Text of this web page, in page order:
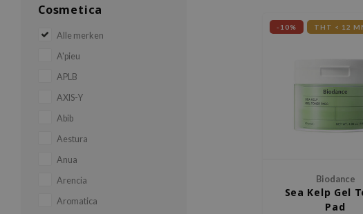
Cosmetica
Alle merken
A'pieu
APLB
AXIS-Y
Abib
Aestura
Anua
Arencia
Aromatica
-10% THT < 12
Biodance
Sea Kelp Gel
Pad